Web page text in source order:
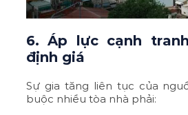
6. Áp lực cạnh
định giá
Sự gia tăng liên tục của
buộc nhiều tòa nhà phải: